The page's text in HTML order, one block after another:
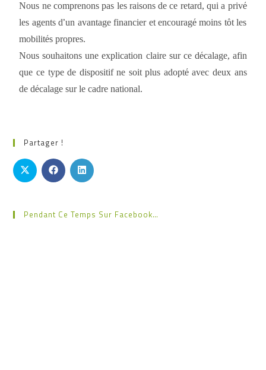
Nous ne comprenons pas les raisons de ce retard, qui a privé
les agents d’un avantage financier et encouragémoins tôt les
mobilités propres.
Nous souhaitons une explication claire sur ce décalage, afin
que ce type de dispositif ne soit plus adoptéavec deux ans
de décalage sur le cadre national.
Partager !
Pendant Ce Temps Sur Facebook…